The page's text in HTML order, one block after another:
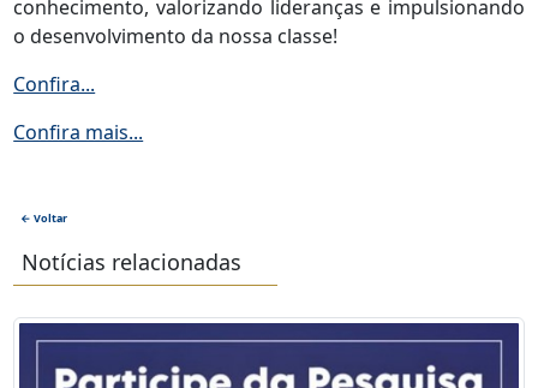
conhecimento, valorizando lideranças e impulsionando
o desenvolvimento da nossa classe!
Confira...
Confira mais...
← Voltar
Notícias relacionadas